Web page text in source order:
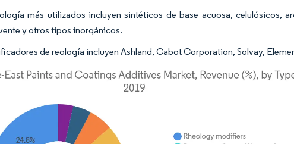
más utilizados incluyen sintéticos de base acuosa, celulósicos,
y otros tipos inorgánicos.
de reología incluyen Ashland, Cabot Corporation, Solvay,